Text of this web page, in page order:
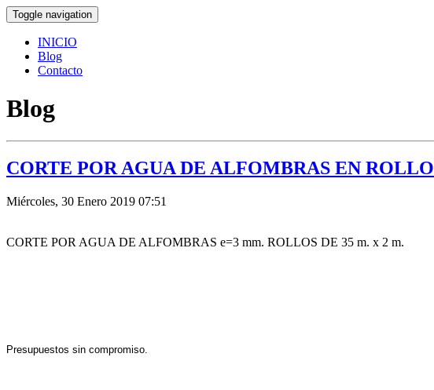
Toggle navigation
INICIO
Blog
Contacto
Blog
CORTE POR AGUA DE ALFOMBRAS EN
Miércoles, 30 Enero 2019 07:51
CORTE POR AGUA DE ALFOMBRAS e=3 mm. ROLLOS DE 35 m. x 2 m.
Presupuestos sin compromiso.